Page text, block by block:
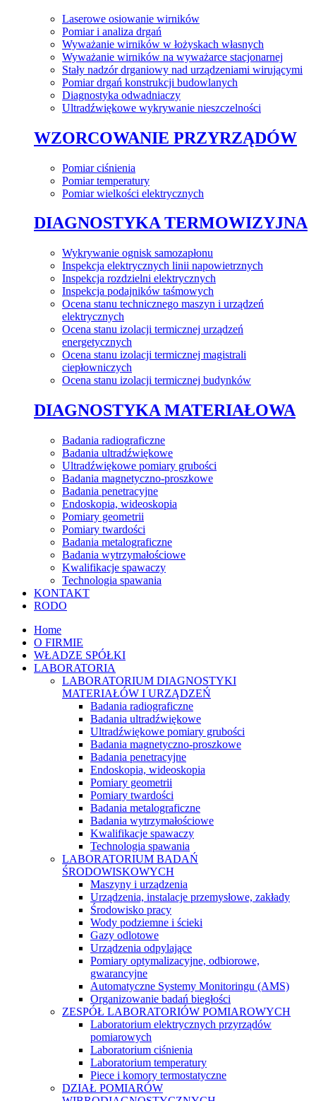
Laserowe osiowanie wirników
Pomiar i analiza drgań
Wyważanie wirników w łożyskach własnych
Wyważanie wirników na wyważarce stacjonarnej
Stały nadzór drganiowy nad urządzeniami wirującymi
Pomiar drgań konstrukcji budowlanych
Diagnostyka odwadniaczy
Ultradźwiękowe wykrywanie nieszczelności
WZORCOWANIE PRZYRZĄDÓW
Pomiar ciśnienia
Pomiar temperatury
Pomiar wielkości elektrycznych
DIAGNOSTYKA TERMOWIZYJNA
Wykrywanie ognisk samozapłonu
Inspekcja elektrycznych linii napowietrznych
Inspekcja rozdzielni elektrycznych
Inspekcja podajników taśmowych
Ocena stanu technicznego maszyn i urządzeń
elektrycznych
Ocena stanu izolacji termicznej urządzeń
energetycznych
Ocena stanu izolacji termicznej magistrali
ciepłowniczych
Ocena stanu izolacji termicznej budynków
DIAGNOSTYKA MATERIAŁOWA
Badania radiograficzne
Badania ultradźwiękowe
Ultradźwiękowe pomiary grubości
Badania magnetyczno-proszkowe
Badania penetracyjne
Endoskopia, wideoskopia
Pomiary geometrii
Pomiary twardości
Badania metalograficzne
Badania wytrzymałościowe
Kwalifikacje spawaczy
Technologia spawania
KONTAKT
RODO
Home
O FIRMIE
WŁADZE SPÓŁKI
LABORATORIA
LABORATORIUM DIAGNOSTYKI
MATERIAŁÓW I URZĄDZEŃ
Badania radiograficzne
Badania ultradźwiękowe
Ultradźwiękowe pomiary grubości
Badania magnetyczno-proszkowe
Badania penetracyjne
Endoskopia, wideoskopia
Pomiary geometrii
Pomiary twardości
Badania metalograficzne
Badania wytrzymałościowe
Kwalifikacje spawaczy
Technologia spawania
LABORATORIUM BADAŃ
ŚRODOWISKOWYCH
Maszyny i urządzenia
Urządzenia, instalacje przemysłowe, zakłady
Środowisko pracy
Wody podziemne i ścieki
Gazy odlotowe
Urządzenia odpylające
Pomiary optymalizacyjne, odbiorowe,
gwarancyjne
Automatyczne Systemy Monitoringu (AMS)
Organizowanie badań biegłości
ZESPÓŁ LABORATORIÓW POMIAROWYCH
Laboratorium elektrycznych przyrządów
pomiarowych
Laboratorium ciśnienia
Laboratorium temperatury
Piece i komory termostatyczne
DZIAŁ POMIARÓW